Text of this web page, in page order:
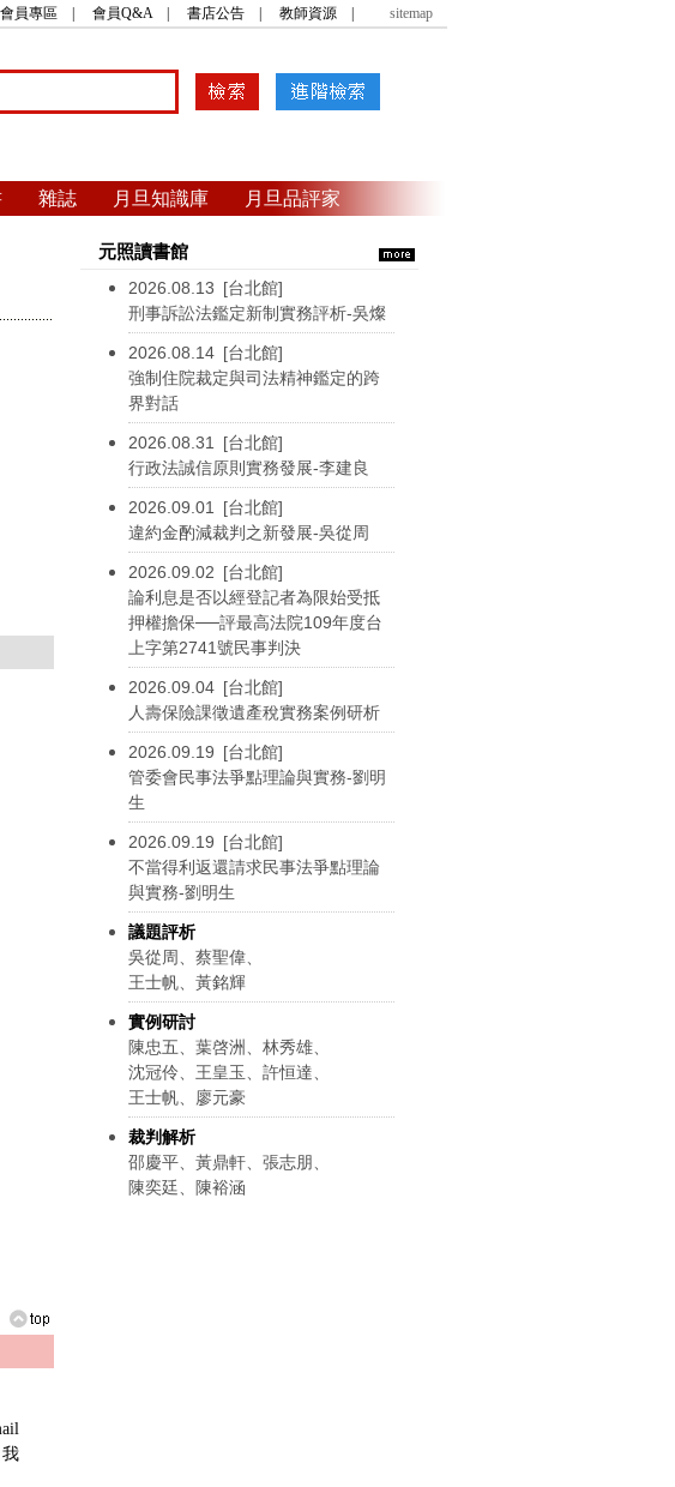
會員專區 會員Q&A| 書店公告 教師資源 sitemap
雜誌 月旦知識庫 月旦品評家
元照讀書館
2026.08.13 [台北館]
刑事訴訟法鑑定新制實務評析-吳燦
2026.08.14 [台北館]
強制住院裁定與司法精神鑑定的跨
界對話
2026.08.31 [台北館]
行政法誠信原則實務發展-李建良
2026.09.01 [台北館]
違約金酌減裁判之新發展-吳從周
2026.09.02 [台北館]
論利息是否以經登記者為限始受抵
押權擔保──評最高法院109年度台
上字第2741號民事判決
2026.09.04 [台北館]
人壽保險課徵遺產稅實務案例研析
2026.09.19 [台北館]
管委會民事法爭點理論與實務-劉明
生
2026.09.19 [台北館]
不當得利返還請求民事法爭點理論
與實務-劉明生
議題評析
吳從周、蔡聖偉、
王士帆、黃銘輝
實例研討
陳忠五、葉啓洲、林秀雄、
沈冠伶、王皇玉、許恒達、
王士帆、廖元豪
裁判解析
邵慶平、黃鼎軒、張志朋、
陳奕廷、陳裕涵